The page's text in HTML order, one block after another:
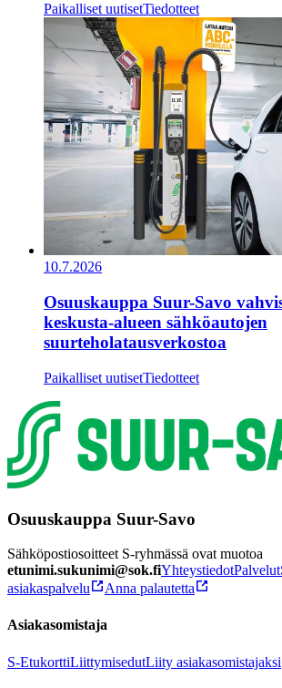
Paikalliset uutisetTiedotteet
10.7.2026
Osuuskauppa Suur-Savo
keskusta-alueen sähköautojen
suurteholatausverkostoa
Paikalliset uutisetTiedotteet
Osuuskauppa Suur-Savo
Sähköpostiosoitteet S-ryhmässä ovat muotoa
etunimi.sukunimi@sok.fiYhteystiedotPalvelut
asiakaspalvelu
Anna palautetta
Asiakasomistaja
S-EtukorttiLiittymisedutLiity asiakasomistajaksi